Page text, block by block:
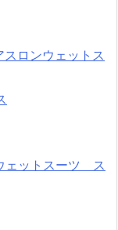
スロンウェットス
ェットスーツ ス